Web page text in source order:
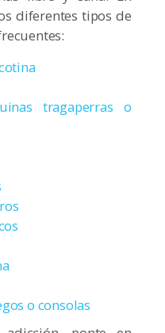
diferentes tipos de
tragaperras o
o consolas